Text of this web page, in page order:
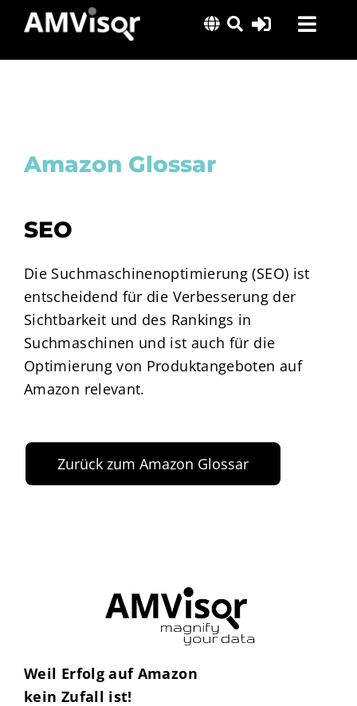
content
Lösungen
Über uns
Amazon Glossar
SEO
Die Suchmaschinenoptimierung (SEO) ist
entscheidend für die Verbesserung der
Sichtbarkeit und des Rankings in
Suchmaschinen und ist auch für die
Optimierung von Produktangeboten auf
Amazon relevant.
Zurück zum Amazon Glossar
Weil Erfolg auf Amazon
kein Zufall ist!